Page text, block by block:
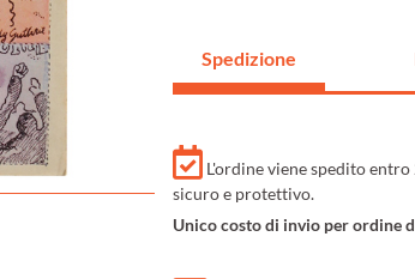
Spedizione
L'ordine viene spedito
sicuro e protettivo.
Unico costo di invio per ordine